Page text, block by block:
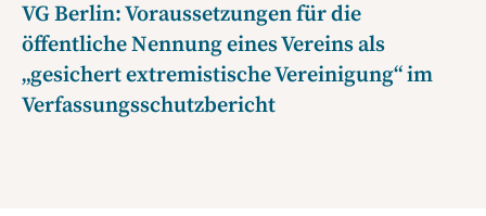
VG Berlin: Voraussetzungen für die
öffentliche Nennung eines Vereins als
„gesichert extremistische Vereinigung“ im
Verfassungsschutzbericht